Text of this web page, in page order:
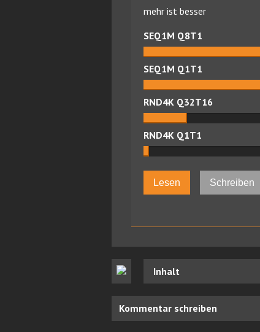
mehr ist besser
SEQ1M Q8T1
SEQ1M Q1T1
RND4K Q32T16
RND4K Q1T1
Lesen Schreiben
Inhalt
Kommentar schreiben